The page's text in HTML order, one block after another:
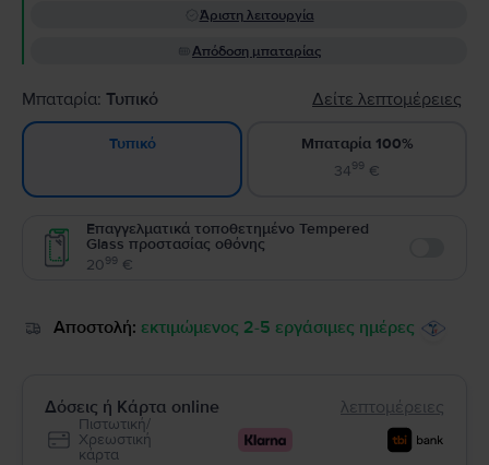
Άριστη λειτουργία
Απόδοση μπαταρίας
Μπαταρία: Τυπικό Δείτε λεπτομέρειες
Τυπικό
Μπαταρία 100%
3499 €
Επαγγελματικά τοποθετημένο Tempered
Glass προστασίας οθόνης
2099 €
Αποστολή: εκτιμώμενος 2-5 εργάσιμες ημέρες
Δόσεις ή Κάρτα online λεπτομέρειες
Πιστωτική/
Χρεωστική
κάρτα